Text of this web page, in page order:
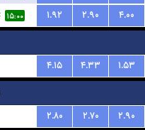
۱۵:۰۰ ۱.۹۲ ۲.۹۰
۴.۰۰
۴.۱۵ ۴.۳۳
۱.۵۳
۲.۸۰ ۲.۷۰
۲.۹۰